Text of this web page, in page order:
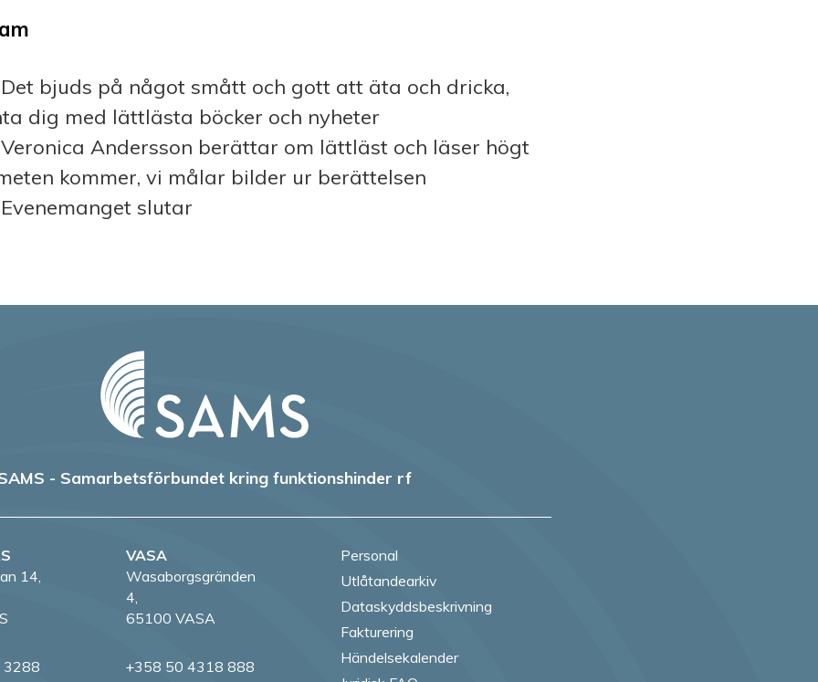
Det bjuds på något smått och gott att äta och dricka,
dig med lättlästa böcker och nyheter
Veronica Andersson berättar om lättläst och läser högt
kommer, vi målar bilder ur berättelsen
slutar
- Samarbetsförbundet kring funktionshinder rf
14,
3288
VASA
Wasaborgsgränden
4,
65100 VASA
+358 50 4318 888
Personal
Utlåtandearkiv
Dataskyddsbeskrivning
Fakturering
Händelsekalender